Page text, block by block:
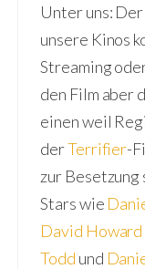
Unter uns:
unsere Kinos
Streaming
den Film aber
einen weil
derTerrifier-
zur
Stars wie
David
Todd und